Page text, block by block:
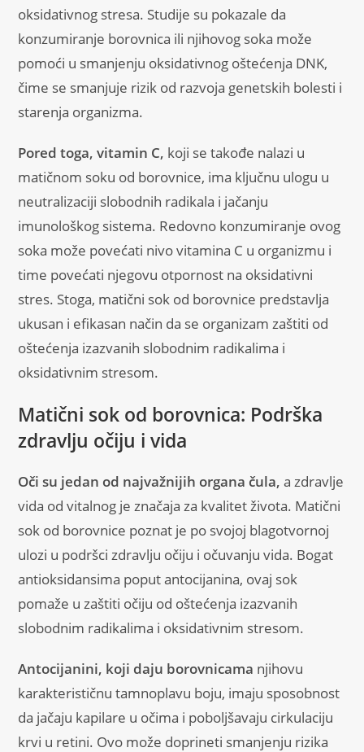
oksidativnog stresa. Studije su pokazale da
konzumiranje borovnica ili njihovog soka može
pomoći u smanjenju oksidativnog oštećenja DNK,
čime se smanjuje rizik od razvoja genetskih bolesti i
starenja organizma.
Pored toga, vitamin C, koji se takođe nalazi u
matičnom soku od borovnice, ima ključnu ulogu u
neutralizaciji slobodnih radikala i jačanju
imunološkog sistema. Redovno konzumiranje ovog
soka može povećati nivo vitamina C u organizmu i
time povećati njegovu otpornost na oksidativni
stres. Stoga, matični sok od borovnice predstavlja
ukusan i efikasan način da se organizam zaštiti od
oštećenja izazvanih slobodnim radikalima i
oksidativnim stresom.
Matični sok od borovnica: Podrška
zdravlju očiju i vida
Oči su jedan od najvažnijih organa čula, a zdravlje
vida od vitalnog je značaja za kvalitet života. Matični
sok od borovnice poznat je po svojoj blagotvornoj
ulozi u podršci zdravlju očiju i očuvanju vida. Bogat
antioksidansima poput antocijanina, ovaj sok
pomaže u zaštiti očiju od oštećenja izazvanih
slobodnim radikalima i oksidativnim stresom.
Antocijanini, koji daju borovnicama njihovu
karakterističnu tamnoplavu boju, imaju sposobnost
da jačaju kapilare u očima i poboljšavaju cirkulaciju
krvi u retini. Ovo može doprineti smanjenju rizika